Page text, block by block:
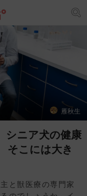
雁秋生
シニア犬の健康
そこには大き
と獣医療の専門家